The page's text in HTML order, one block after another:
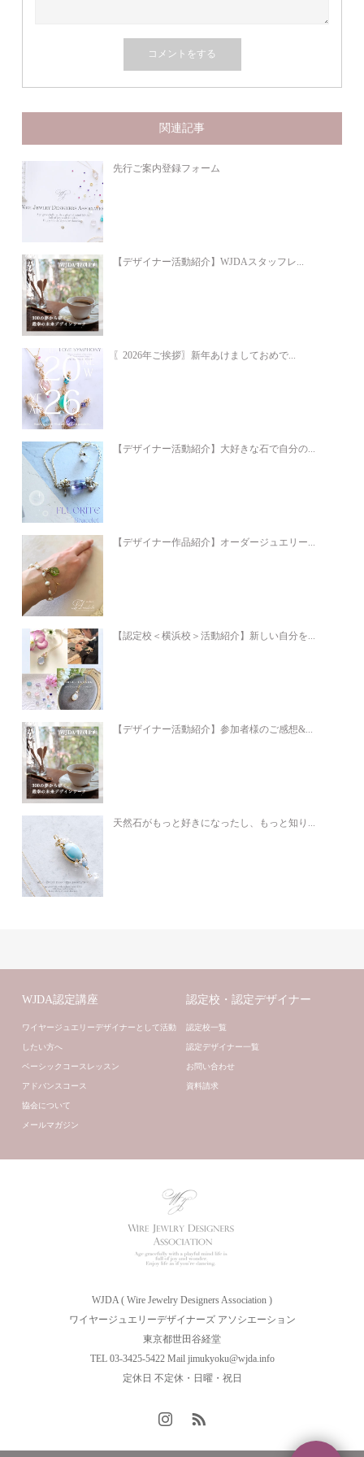
関連記事
先行ご案内登録フォーム
【デザイナー活動紹介】WJDAスタッフレ...
〖2026年ご挨拶〗新年あけましておめで...
【デザイナー活動紹介】大好きな石で自分の...
【デザイナー作品紹介】オーダージュエリー...
【認定校＜横浜校＞活動紹介】新しい自分を...
【デザイナー活動紹介】参加者様のご感想&...
天然石がもっと好きになったし、もっと知り...
WJDA認定講座
ワイヤージュエリーデザイナーとして活動
したい方へ
ベーシックコースレッスン
アドバンスコース
協会について
メールマガジン
認定校・認定デザイナー
認定校一覧
認定デザイナー一覧
お問い合わせ
資料請求
WJDA ( Wire Jewelry Designers Association )
ワイヤージュエリーデザイナーズ アソシエーション
東京都世田谷経堂
TEL 03-3425-5422 Mail jimukyoku@wjda.info
定休日 不定休・日曜・祝日